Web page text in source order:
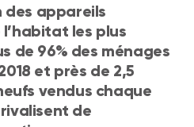
des appareils
les plus
de 96% des ménages
et près de 2,5
vendus chaque
de